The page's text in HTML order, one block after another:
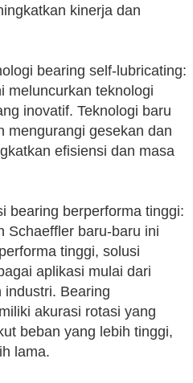
kinerja dan
bearing self-lubricating:
meluncurkan teknologi
inovatif. Teknologi baru
mengurangi gesekan dan
efisiensi dan masa
bearing berperforma tinggi:
Schaeffler baru-baru ini
tinggi, solusi
aplikasi mulai dari
industri. Bearing
akurasi rotasi yang
beban yang lebih tinggi,
lama.